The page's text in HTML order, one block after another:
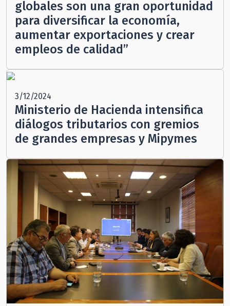
globales son una gran oportunidad
para diversificar la economía,
aumentar exportaciones y crear
empleos de calidad”
3/12/2024
Ministerio de Hacienda intensifica
diálogos tributarios con gremios
de grandes empresas y Mipymes